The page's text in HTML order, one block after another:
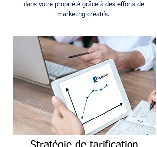
dans votre propriété grâce à des efforts de
marketing créatifs.